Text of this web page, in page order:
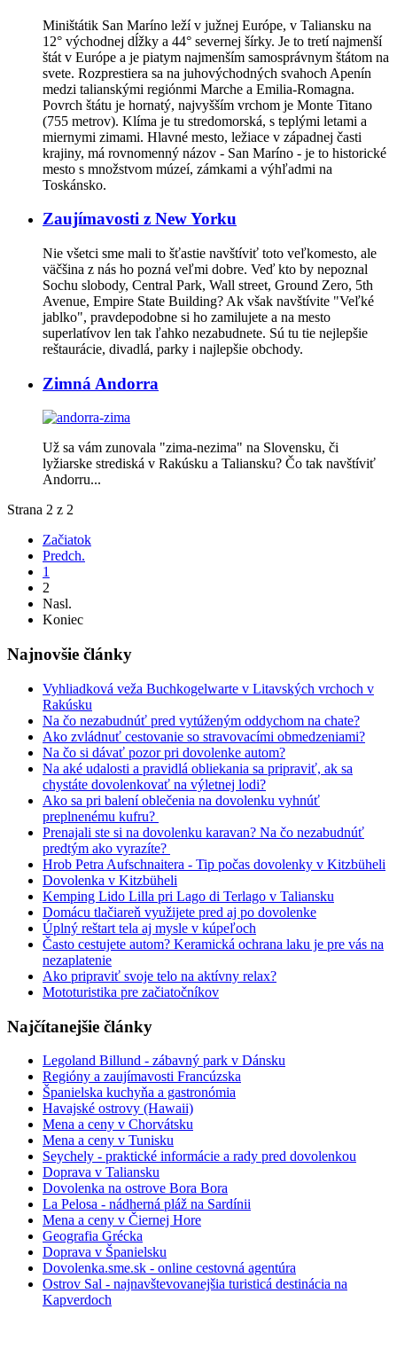
Miništátik San Maríno leží v južnej Európe, v Taliansku na
12° východnej dĺžky a 44° severnej šírky. Je to tretí najmenší
štát v Európe a je piatym najmenším samosprávnym štátom na
svete. Rozprestiera sa na juhovýchodných svahoch Apenín
medzi talianskými regiónmi Marche a Emilia-Romagna.
Povrch štátu je hornatý, najvyšším vrchom je Monte Titano
(755 metrov). Klíma je tu stredomorská, s teplými letami a
miernymi zimami. Hlavné mesto, ležiace v západnej časti
krajiny, má rovnomenný názov - San Maríno - je to historické
mesto s množstvom múzeí, zámkami a výhľadmi na
Toskánsko.
Zaujímavosti z New Yorku
Nie všetci sme mali to šťastie navštíviť toto veľkomesto, ale
väčšina z nás ho pozná veľmi dobre. Veď kto by nepoznal
Sochu slobody, Central Park, Wall street, Ground Zero, 5th
Avenue, Empire State Building? Ak však navštívite "Veľké
jablko", pravdepodobne si ho zamilujete a na mesto
superlatívov len tak ľahko nezabudnete. Sú tu tie nejlepšie
reštaurácie, divadlá, parky i najlepšie obchody.
Zimná Andorra
Už sa vám zunovala "zima-nezima" na Slovensku, či
lyžiarske strediská v Rakúsku a Taliansku? Čo tak navštíviť
Andorru...
Strana 2 z 2
Začiatok
Predch.
1
2
Nasl.
Koniec
Najnovšie články
Vyhliadková veža Buchkogelwarte v Litavských vrchoch v
Rakúsku
Na čo nezabudnúť pred vytúženým oddychom na chate?
Ako zvládnuť cestovanie so stravovacími obmedzeniami?
Na čo si dávať pozor pri dovolenke autom?
Na aké udalosti a pravidlá obliekania sa pripraviť, ak sa
chystáte dovolenkovať na výletnej lodi?
Ako sa pri balení oblečenia na dovolenku vyhnúť
preplnenému kufru?
Prenajali ste si na dovolenku karavan? Na čo nezabudnúť
predtým ako vyrazíte?
Hrob Petra Aufschnaitera - Tip počas dovolenky v Kitzbüheli
Dovolenka v Kitzbüheli
Kemping Lido Lilla pri Lago di Terlago v Taliansku
Domácu tlačiareň využijete pred aj po dovolenke
Úplný reštart tela aj mysle v kúpeľoch
Často cestujete autom? Keramická ochrana laku je pre vás na
nezaplatenie
Ako pripraviť svoje telo na aktívny relax?
Mototuristika pre začiatočníkov
Najčítanejšie články
Legoland Billund - zábavný park v Dánsku
Regióny a zaujímavosti Francúzska
Španielska kuchyňa a gastronómia
Havajské ostrovy (Hawaii)
Mena a ceny v Chorvátsku
Mena a ceny v Tunisku
Seychely - praktické informácie a rady pred dovolenkou
Doprava v Taliansku
Dovolenka na ostrove Bora Bora
La Pelosa - nádherná pláž na Sardínii
Mena a ceny v Čiernej Hore
Geografia Grécka
Doprava v Španielsku
Dovolenka.sme.sk - online cestovná agentúra
Ostrov Sal - najnavštevovanejšia turisticá destinácia na
Kapverdoch